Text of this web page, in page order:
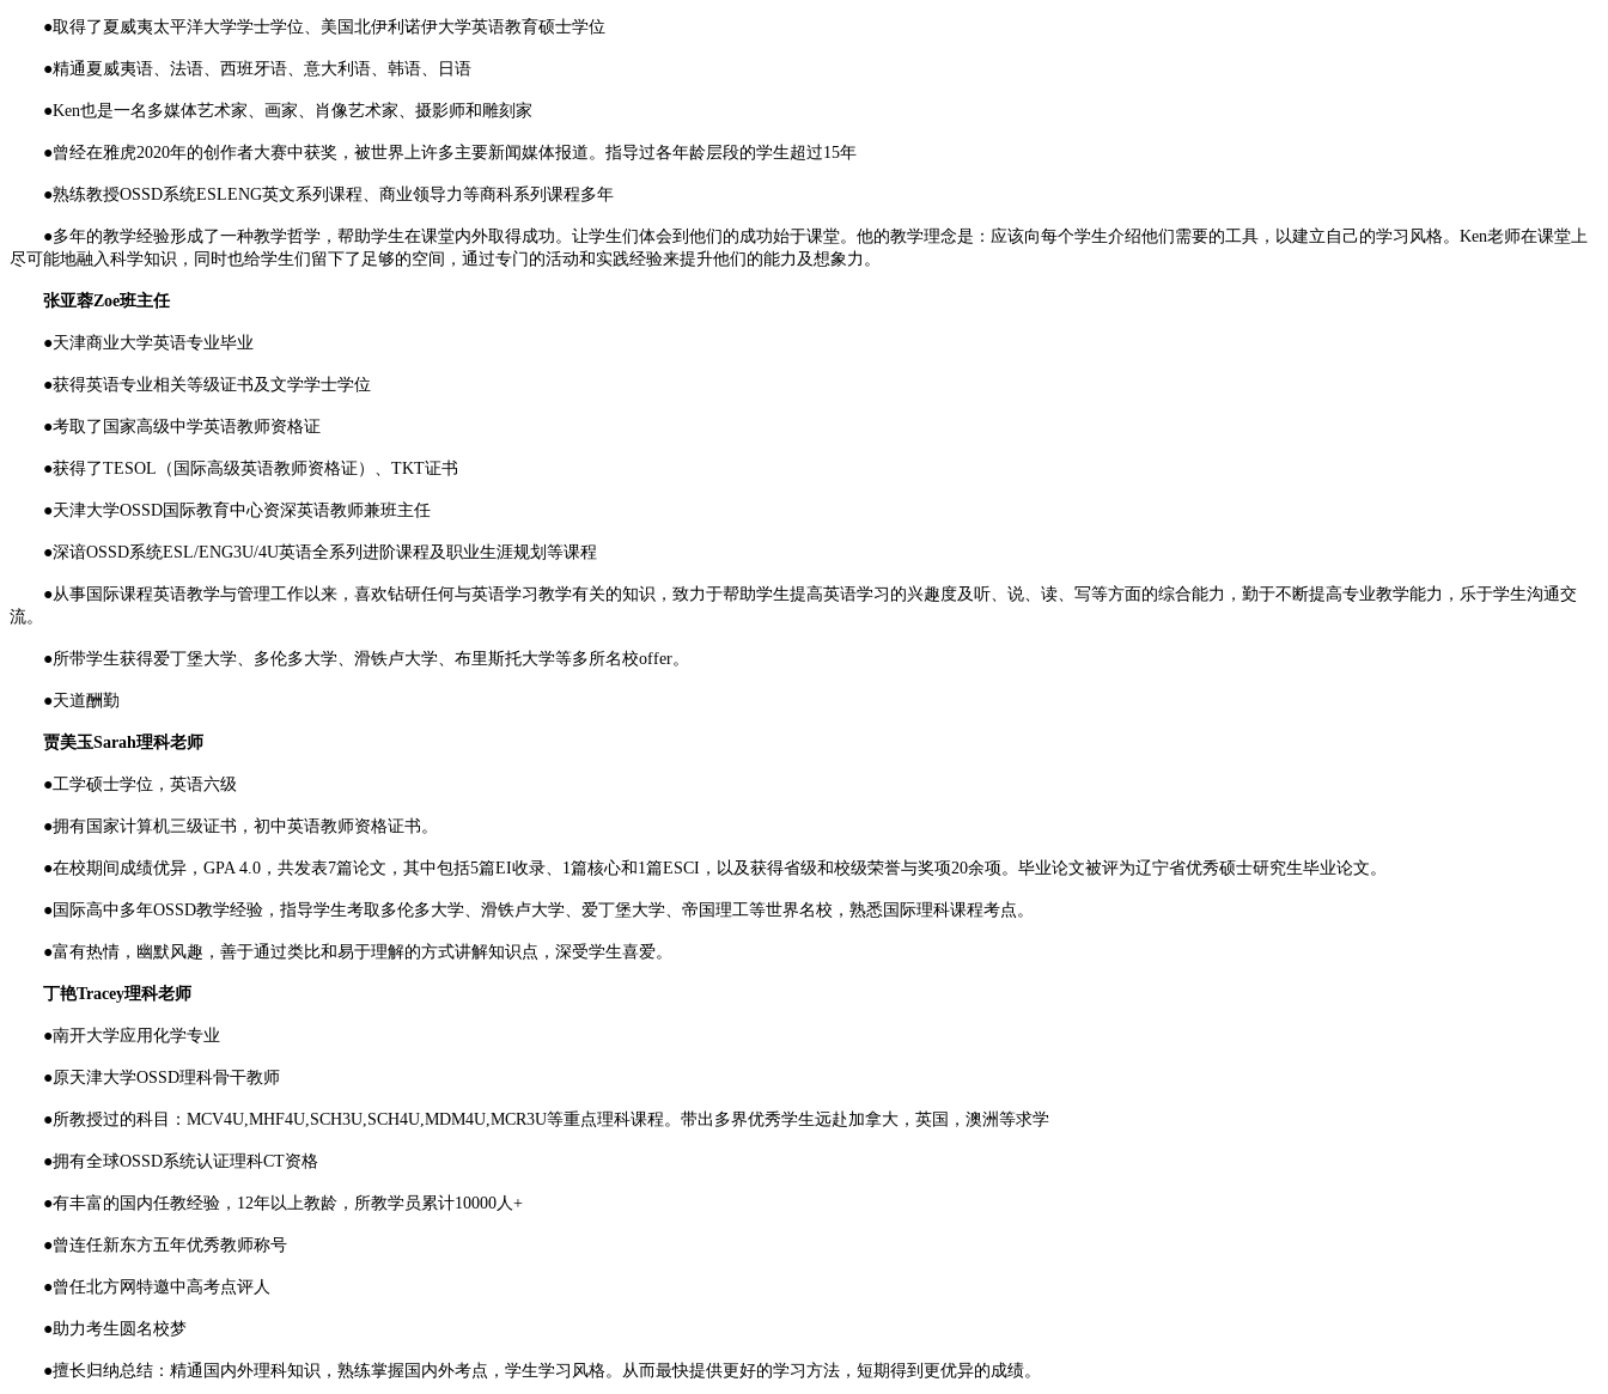
●取得了夏威夷太平洋大学学士学位、美国北伊利诺伊大学英语教育硕士学位
●精通夏威夷语、法语、西班牙语、意大利语、韩语、日语
●Ken也是一名多媒体艺术家、画家、肖像艺术家、摄影师和雕刻家
●曾经在雅虎2020年的创作者大赛中获奖，被世界上许多主要新闻媒体报道。指导过各年龄层段的学生超过15年
●熟练教授OSSD系统ESLENG英文系列课程、商业领导力等商科系列课程多年
●多年的教学经验形成了一种教学哲学，帮助学生在课堂内外取得成功。让学生们体会到他们的成功始于课堂。他的教学理念是：应该向每个学生介绍他们需要的工具，以建立自己的学习风格。Ken老师在课堂上
尽可能地融入科学知识，同时也给学生们留下了足够的空间，通过专门的活动和实践经验来提升他们的能力及想象力。
张亚蓉Zoe班主任
●天津商业大学英语专业毕业
●获得英语专业相关等级证书及文学学士学位
●考取了国家高级中学英语教师资格证
●获得了TESOL（国际高级英语教师资格证）、TKT证书
●天津大学OSSD国际教育中心资深英语教师兼班主任
●深谙OSSD系统ESL/ENG3U/4U英语全系列进阶课程及职业生涯规划等课程
●从事国际课程英语教学与管理工作以来，喜欢钻研任何与英语学习教学有关的知识，致力于帮助学生提高英语学习的兴趣度及听、说、读、写等方面的综合能力，勤于不断提高专业教学能力，乐于学生沟通交
流。
●所带学生获得爱丁堡大学、多伦多大学、滑铁卢大学、布里斯托大学等多所名校offer。
●天道酬勤
贾美玉Sarah理科老师
●工学硕士学位，英语六级
●拥有国家计算机三级证书，初中英语教师资格证书。
●在校期间成绩优异，GPA 4.0，共发表7篇论文，其中包括5篇EI收录、1篇核心和1篇ESCI，以及获得省级和校级荣誉与奖项20余项。毕业论文被评为辽宁省优秀硕士研究生毕业论文。
●国际高中多年OSSD教学经验，指导学生考取多伦多大学、滑铁卢大学、爱丁堡大学、帝国理工等世界名校，熟悉国际理科课程考点。
●富有热情，幽默风趣，善于通过类比和易于理解的方式讲解知识点，深受学生喜爱。
丁艳Tracey理科老师
●南开大学应用化学专业
●原天津大学OSSD理科骨干教师
●所教授过的科目：MCV4U,MHF4U,SCH3U,SCH4U,MDM4U,MCR3U等重点理科课程。带出多界优秀学生远赴加拿大，英国，澳洲等求学
●拥有全球OSSD系统认证理科CT资格
●有丰富的国内任教经验，12年以上教龄，所教学员累计10000人+
●曾连任新东方五年优秀教师称号
●曾任北方网特邀中高考点评人
●助力考生圆名校梦
●擅长归纳总结：精通国内外理科知识，熟练掌握国内外考点，学生学习风格。从而最快提供更好的学习方法，短期得到更优异的成绩。